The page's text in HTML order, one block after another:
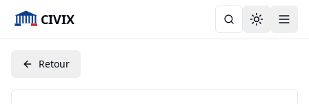
CIVIX Toggle
Retour